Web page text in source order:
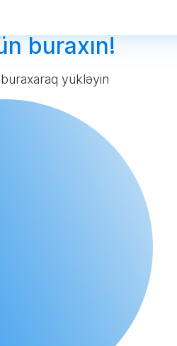
buraxın!
buraxaraq yükləyin